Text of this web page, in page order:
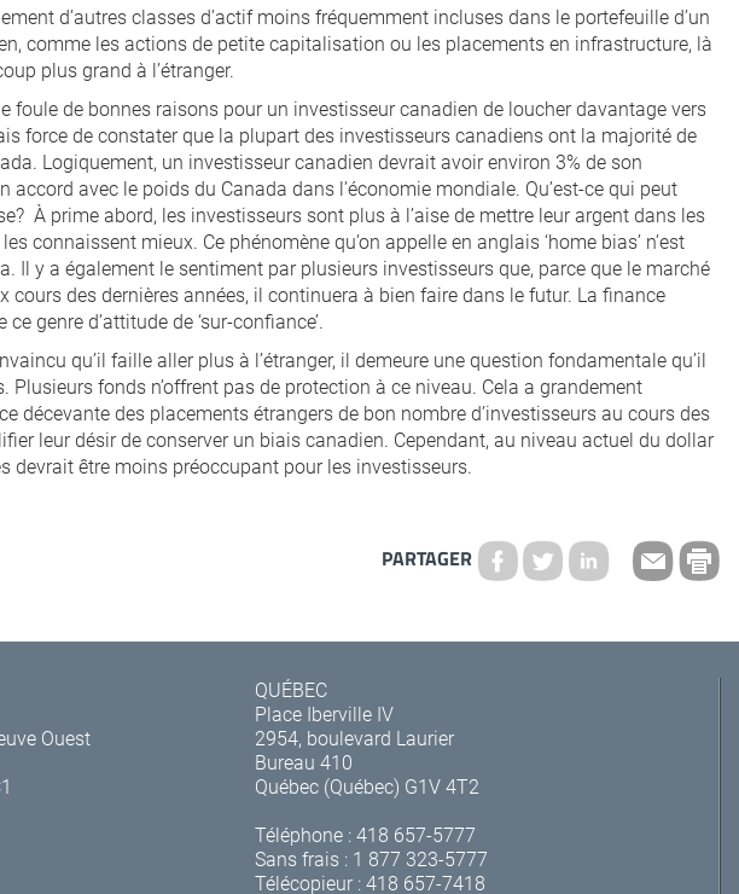
d’autres classes d’actif moins fréquemment incluses dans le portefeuille d’un
comme les actions de petite capitalisation ou les placements en infrastructure, là
plus grand à l’étranger.
foule de bonnes raisons pour un investisseur canadien de loucher davantage vers
force de constater que la plupart des investisseurs canadiens ont la majorité de
Logiquement, un investisseur canadien devrait avoir environ 3% de son
accord avec le poids du Canada dans l’économie mondiale. Qu’est-ce qui peut
À prime abord, les investisseurs sont plus à l’aise de mettre leur argent dans les
connaissent mieux. Ce phénomène qu’on appelle en anglais ‘home bias’ n’est
Il y a également le sentiment par plusieurs investisseurs que, parce que le marché
cours des dernières années, il continuera à bien faire dans le futur. La finance
genre d’attitude de ‘sur-confiance’.
qu’il faille aller plus à l’étranger, il demeure une question fondamentale qu’il
Plusieurs fonds n’offrent pas de protection à ce niveau. Cela a grandement
décevante des placements étrangers de bon nombre d’investisseurs au cours des
leur désir de conserver un biais canadien. Cependant, au niveau actuel du dollar
devrait être moins préoccupant pour les investisseurs.
PARTAGER
Ouest
QUÉBEC
Place Iberville IV
2954, boulevard Laurier
Bureau 410
Québec (Québec) G1V 4T2
Téléphone :418 657-5777
Sans frais : 1 877 323-5777
Télécopieur : 418 657-7418